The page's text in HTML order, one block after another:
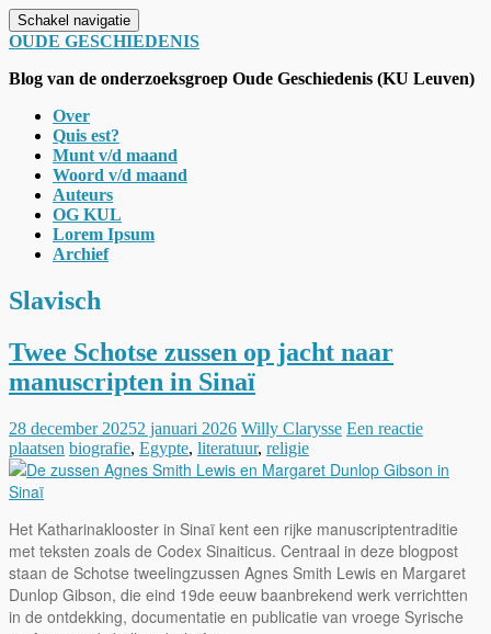
Schakel navigatie
OUDE GESCHIEDENIS
Blog van de onderzoeksgroep Oude Geschiedenis (KU Leuven)
Over
Quis est?
Munt v/d maand
Woord v/d maand
Auteurs
OG KUL
Lorem Ipsum
Archief
Slavisch
Twee Schotse zussen op jacht naar
manuscripten in Sinaï
28 december 20252 januari 2026 Willy Clarysse Een reactie
plaatsen biografie, Egypte, literatuur, religie
Het Katharinaklooster in Sinaï kent een rijke manuscriptentraditie
met teksten zoals de Codex Sinaiticus. Centraal in deze blogpost
staan de Schotse tweelingzussen Agnes Smith Lewis en Margaret
Dunlop Gibson, die eind 19de eeuw baanbrekend werk verrichtten
in de ontdekking, documentatie en publicatie van vroege Syrische